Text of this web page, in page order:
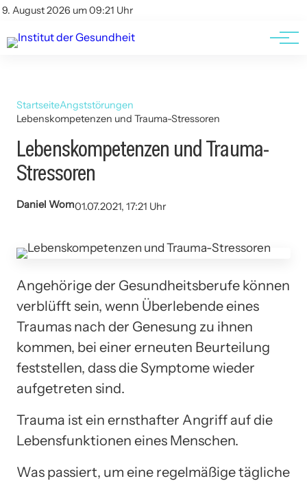
9. August 2026 um 09:21 Uhr
Kontakt
Kontakt
AGBs
StartseiteAngststörungen
Lebenskompetenzen und Trauma-Stressoren
Lebenskompetenzen und Trauma-
Stressoren
Daniel Wom01.07.2021, 17:21 Uhr
Angehörige der Gesundheitsberufe können
verblüfft sein, wenn Überlebende eines
Traumas nach der Genesung zu ihnen
kommen, bei einer erneuten Beurteilung
feststellen, dass die Symptome wieder
aufgetreten sind.
Trauma ist ein ernsthafter Angriff auf die
Lebensfunktionen eines Menschen.
Was passiert, um eine regelmäßige tägliche